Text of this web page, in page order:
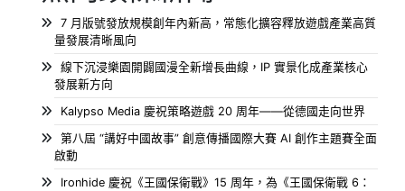
7 月版號發放規模創年內新高，常態化擴容釋放遊戲產業高質
量發展清晰風向
線下沉浸樂園開闢國漫全新增長曲線，IP 實景化成產業核心
發展新方向
Kalypso Media 慶祝策略遊戲 20 周年——從德國走向世界
第八屆 “講好中國故事” 創意傳播國際大賽 AI 創作主題賽全面
啟動
Ironhide 慶祝《王國保衛戰》15 周年，為《王國保衛戰 6：